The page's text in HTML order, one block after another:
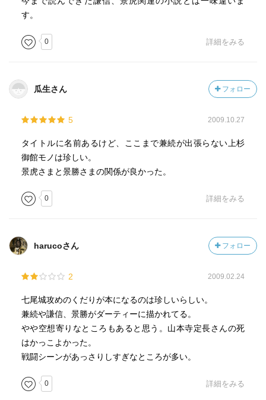
す。
0 詳細をみる
瓜生さん フォロー
5 2009.10.27
タイトルに名前あるけど、ここまで兼続が出張らない上杉
御館モノは珍しい。
景虎さまと景勝さまの関係が良かった。
0 詳細をみる
harucoさん フォロー
2 2009.02.24
七尾城攻めのくだりが本になるのは珍しいらしい。
兼続や謙信、景勝がダーティーに描かれてる。
やや空想寄りなところもあると思う。山本寺定長さんの死
はかっこよかった。
戦闘シーンがあっさりしすぎなところが多い。
0 詳細をみる